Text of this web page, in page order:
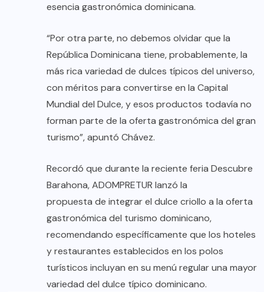
esencia gastronómica dominicana.
“Por otra parte, no debemos olvidar que la
República Dominicana tiene, probablemente, la
más rica variedad de dulces típicos del universo,
con méritos para convertirse en la Capital
Mundial del Dulce, y esos productos todavía no
forman parte de la oferta gastronómica del gran
turismo”, apuntó Chávez.
Recordó que durante la reciente feria Descubre
Barahona, ADOMPRETUR lanzó la
propuesta de integrar el dulce criollo a la oferta
gastronómica del turismo dominicano,
recomendando específicamente que los hoteles
y restaurantes establecidos en los polos
turísticos incluyan en su menú regular una mayor
variedad del dulce típico dominicano.